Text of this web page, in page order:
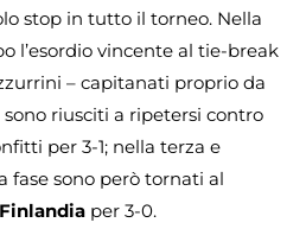
stop in tutto il torneo. Nella
l’esordio vincente al tie-break
– capitanati proprio da
sono riusciti a ripetersi contro
per 3-1; nella terza e
fase sono però tornati al
Finlandia per 3-0.